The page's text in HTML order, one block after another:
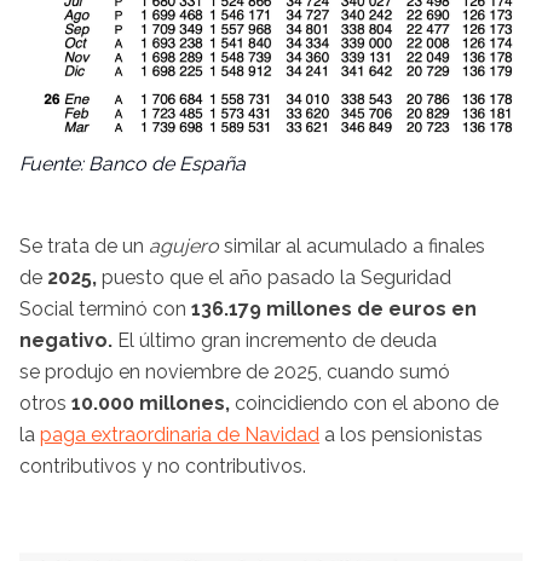
Fuente: Banco de España
Se trata de un agujero similar al acumulado a finales
de 2025, puesto que el año pasado la Seguridad
Social terminó con 136.179 millones de euros en
negativo. El último gran incremento de deuda
se produjo en noviembre de 2025, cuando sumó
otros 10.000 millones, coincidiendo con el abono de
la paga extraordinaria de Navidad a los pensionistas
contributivos y no contributivos.